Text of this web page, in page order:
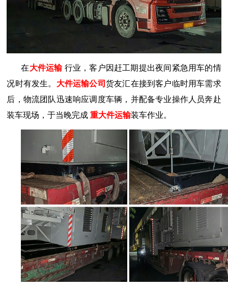
在大件运输 行业，客户因赶工期提出夜间紧急用车的情
况时有发生。 大件运输公司 货友汇在接到客户临时用车需求
后，物流团队迅速响应调度车辆，并配备专业操作人员奔赴
装车现场，于当晚完成重大件运输装车作业。